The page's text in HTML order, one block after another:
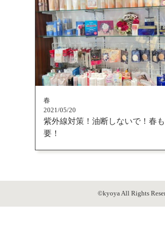
春
2021/05/20
紫外線対策！油断しないで！春
要！
©kyoya All Rights